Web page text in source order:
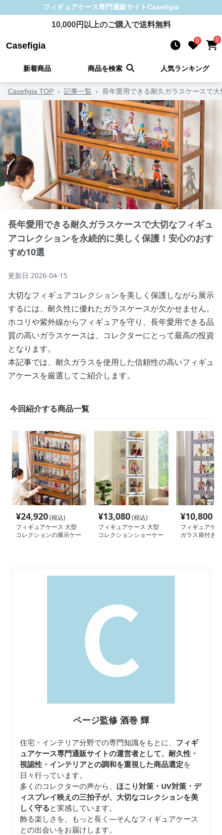
フィギュアケース専門通販サイトCasefigia
10,000円以上のご購入で送料無料
Casefigia 0 0
新着商品 商品を検索 人気ランキング
Casefigia TOP › 記事一覧 › 長年愛用できる耐久ガラスケースで
長年愛用できる耐久ガラスケースで大切なフィギュ
アコレクションを永続的に美しく保護！安心のおす
すめ10選
更新日 2026-04-15
大切なフィギュアコレクションを美しく保護しながら展示
するには、耐久性に優れたガラスケースが欠かせません。
ホコリや紫外線からフィギュアを守り、長年愛用できる品
質の高いガラスケースは、コレクターにとって最高の投資
となります。
本記事では、耐久ガラスを使用した信頼性の高いフィギュ
アケースを厳選してご紹介します。
今回紹介する商品一覧
¥24,920(税込)
フィギュアケース 大型
コレクションの展示ケー
¥13,080(税込)
フィギュアケース 大型
コレクションショーケー
¥10,800
フィギュアケ
ガラス扉付き
ページ監修 酒巻 輝
住宅・インテリア分野での専門知識をもとに、 フィギ
ュアケース専門通販サイトの運営者として、耐久性・
視認性・インテリアとの調和を重視した商品選定を
日々行っています。
多くのコレクターの声から、 ほこり対策・UV対策・デ
ィスプレイ映えの三拍子が、大切なコレクションを美
しく守ると実感しています。
飾る楽しさを、もっと長く—そんなフィギュアケース
との出会いをお届けします。